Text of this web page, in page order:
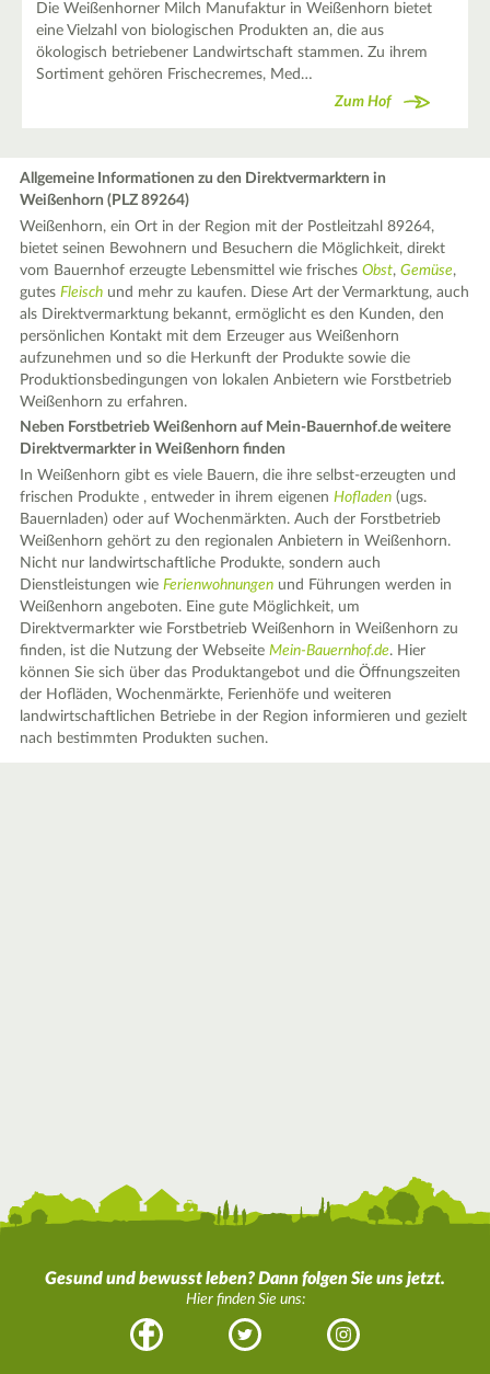
Die Weißenhorner Milch Manufaktur in Weißenhorn bietet
eine Vielzahl von biologischen Produkten an, die aus
ökologisch betriebener Landwirtschaft stammen. Zu ihrem
Sortiment gehören Frischecremes, Med…
Zum Hof
Allgemeine Informationen zu den Direktvermarktern in
Weißenhorn (PLZ 89264)
Weißenhorn, ein Ort in der Region mit der Postleitzahl 89264,
bietet seinen Bewohnern und Besuchern die Möglichkeit, direkt
vom Bauernhof erzeugte Lebensmittel wie frischesObst,Gemüse,
gutesFleisch und mehr zu kaufen. Diese Art der Vermarktung, auch
als Direktvermarktung bekannt, ermöglicht es den Kunden, den
persönlichen Kontakt mit dem Erzeuger aus Weißenhorn
aufzunehmen und so die Herkunft der Produkte sowie die
Produktionsbedingungen von lokalen Anbietern wie Forstbetrieb
Weißenhorn zu erfahren.
Neben Forstbetrieb Weißenhorn auf Mein-Bauernhof.de weitere
Direktvermarkter in Weißenhorn finden
In Weißenhorn gibt es viele Bauern, die ihre selbst-erzeugten und
frischen Produkte , entweder in ihrem eigenenHofladen (ugs.
Bauernladen) oder auf Wochenmärkten. Auch der Forstbetrieb
Weißenhorn gehört zu den regionalen Anbietern in Weißenhorn.
Nicht nur landwirtschaftliche Produkte, sondern auch
Dienstleistungen wieFerienwohnungen und Führungen werden in
Weißenhorn angeboten. Eine gute Möglichkeit, um
Direktvermarkter wie Forstbetrieb Weißenhorn in Weißenhorn zu
finden, ist die Nutzung der WebseiteMein-Bauernhof.de. Hier
können Sie sich über das Produktangebot und die Öffnungszeiten
der Hofläden, Wochenmärkte, Ferienhöfe und weiteren
landwirtschaftlichen Betriebe in der Region informieren und gezielt
nach bestimmten Produkten suchen.
Gesund und bewusst leben? Dann folgen Sie uns jetzt.
Hier finden Sie uns:
Facebook Twitter Instagram